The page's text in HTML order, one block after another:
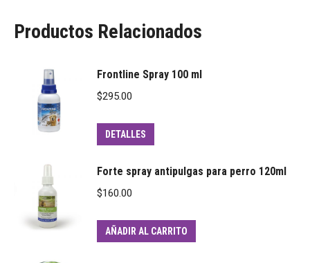
Productos Relacionados
Frontline Spray 100 ml
$295.00
DETALLES
Forte spray antipulgas para perro 120ml
$160.00
AÑADIR AL CARRITO